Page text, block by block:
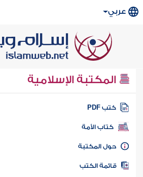
عربي
المكتبة الإسلامية
كتب PDF
كتاب الأمة
المكتبة